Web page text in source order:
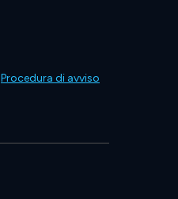
Procedura di avviso